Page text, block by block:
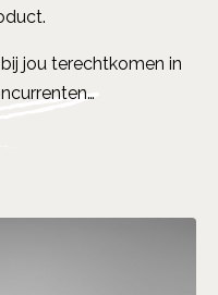
jou terechtkomen in